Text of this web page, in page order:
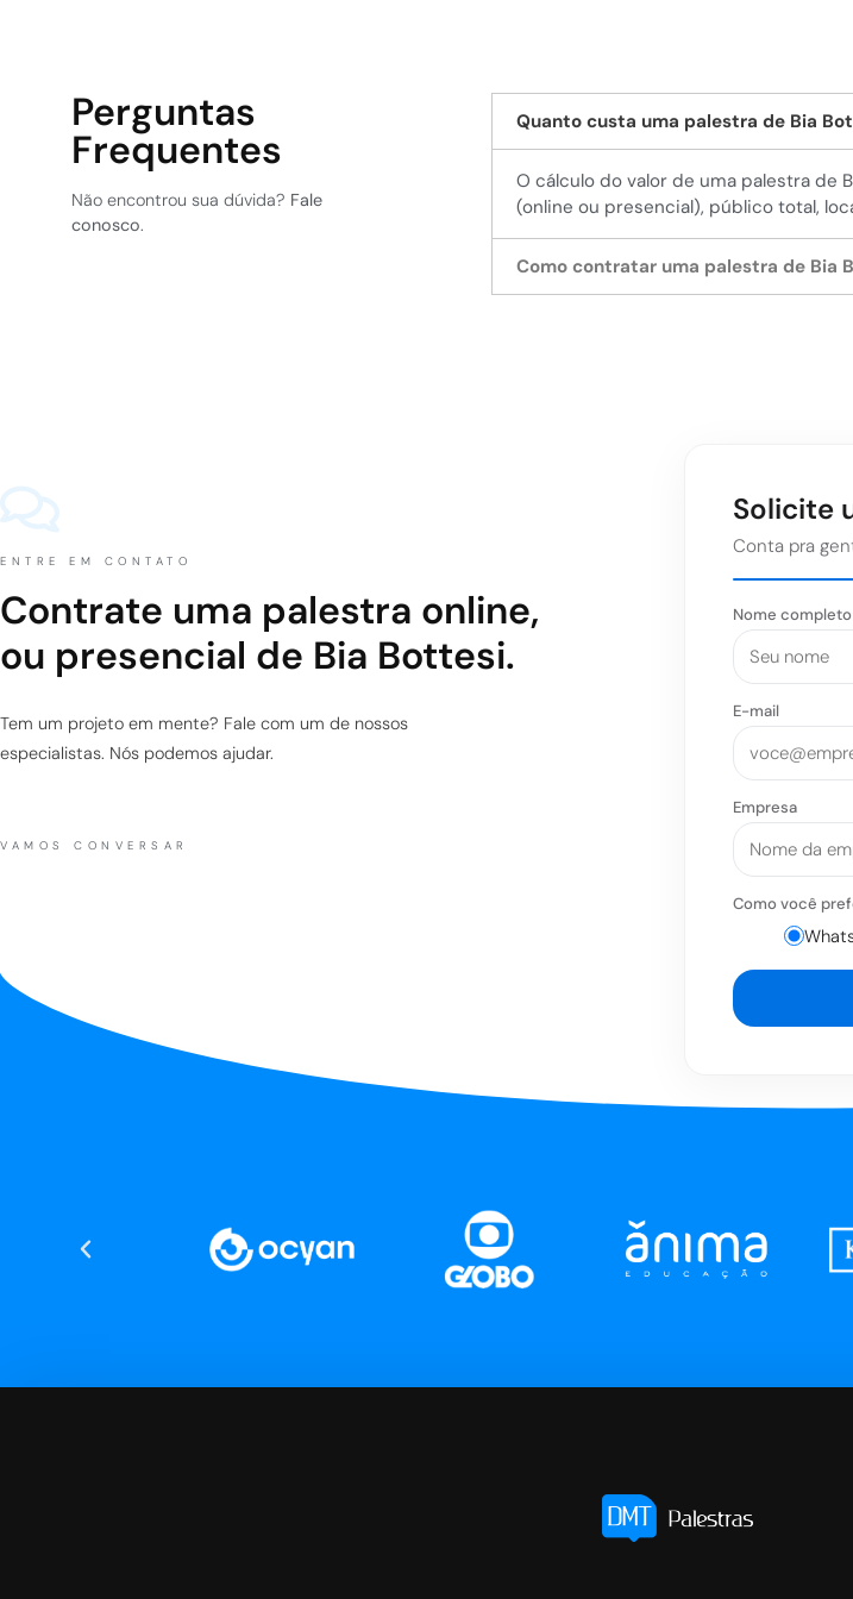
Perguntas
Frequentes
Não encontrou sua dúvida? Fale
conosco.
Quanto custa uma palestra de Bia
O cálculo do valor de uma palestra de
(online ou presencial), público total,
Como contratar uma palestra de Bia
ENTRE EM CONTATO
Contrate uma palestra online,
ou presencial de Bia Bottesi.
Tem um projeto em mente? Fale com um de nossos
especialistas. Nós podemos ajudar.
VAMOS CONVERSAR
Solicite
Conta pra
Nome completo
E-mail
Empresa
Como você